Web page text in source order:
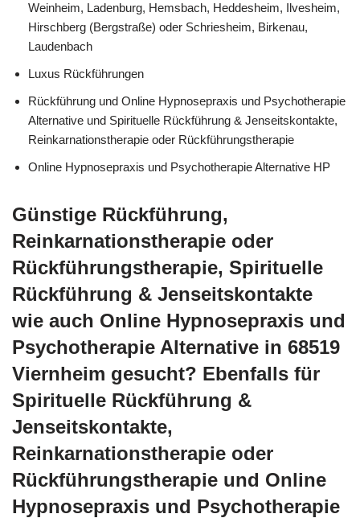
Weinheim, Ladenburg, Hemsbach, Heddesheim, Ilvesheim,
Hirschberg (Bergstraße) oder Schriesheim, Birkenau,
Laudenbach
Luxus Rückführungen
Rückführung und Online Hypnosepraxis und Psychotherapie
Alternative und Spirituelle Rückführung & Jenseitskontakte,
Reinkarnationstherapie oder Rückführungstherapie
Online Hypnosepraxis und Psychotherapie Alternative HP
Günstige Rückführung,
Reinkarnationstherapie oder
Rückführungstherapie, Spirituelle
Rückführung & Jenseitskontakte
wie auch Online Hypnosepraxis und
Psychotherapie Alternative in 68519
Viernheim gesucht? Ebenfalls für
Spirituelle Rückführung &
Jenseitskontakte,
Reinkarnationstherapie oder
Rückführungstherapie und Online
Hypnosepraxis und Psychotherapie